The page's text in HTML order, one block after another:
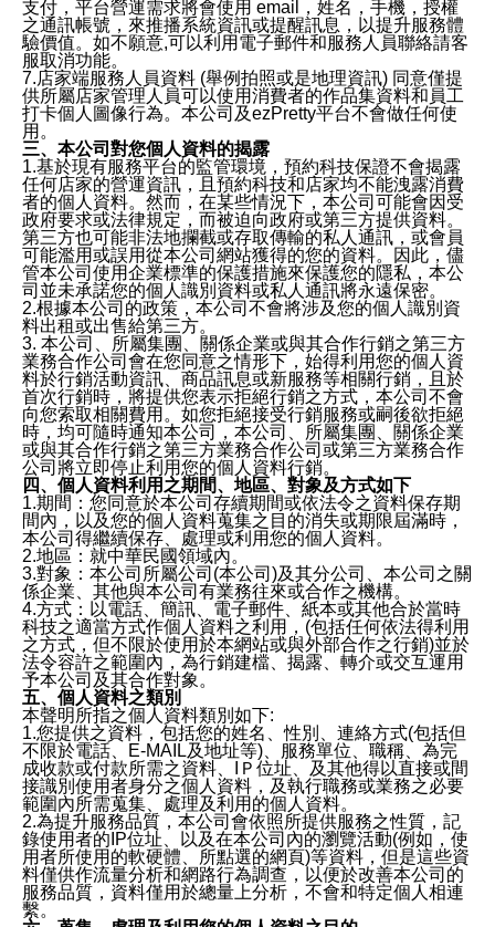
支付，平台營運需求將會使用 email，姓名，手機，授權
之通訊帳號，來推播系統資訊或提醒訊息，以提升服務體
驗價值。如不願意,可以利用電子郵件和服務人員聯絡請客
服取消功能。
7.店家端服務人員資料 (舉例拍照或是地理資訊) 同意僅提
供所屬店家管理人員可以使用消費者的作品集資料和員工
打卡個人圖像行為。本公司及ezPretty平台不會做任何使
用。
三、本公司對您個人資料的揭露
1.基於現有服務平台的監管環境，預約科技保證不會揭露
任何店家的營運資訊，且預約科技和店家均不能洩露消費
者的個人資料。然而，在某些情況下，本公司可能會因受
政府要求或法律規定，而被迫向政府或第三方提供資料。
第三方也可能非法地攔截或存取傳輸的私人通訊，或會員
可能濫用或誤用從本公司網站獲得的您的資料。因此，儘
管本公司使用企業標準的保護措施來保護您的隱私，本公
司並未承諾您的個人識別資料或私人通訊將永遠保密。
2.根據本公司的政策，本公司不會將涉及您的個人識別資
料出租或出售給第三方。
3. 本公司、所屬集團、關係企業或與其合作行銷之第三方
業務合作公司會在您同意之情形下，始得利用您的個人資
料於行銷活動資訊、商品訊息或新服務等相關行銷，且於
首次行銷時，將提供您表示拒絕行銷之方式，本公司不會
向您索取相關費用。如您拒絕接受行銷服務或嗣後欲拒絕
時，均可隨時通知本公司，本公司、所屬集團、關係企業
或與其合作行銷之第三方業務合作公司或第三方業務合作
公司將立即停止利用您的個人資料行銷。
四、個人資料利用之期間、地區、對象及方式如下
1.期間：您同意於本公司存續期間或依法令之資料保存期
間內，以及您的個人資料蒐集之目的消失或期限屆滿時，
本公司得繼續保存、處理或利用您的個人資料。
2.地區：就中華民國領域內。
3.對象：本公司所屬公司(本公司)及其分公司、本公司之關
係企業、其他與本公司有業務往來或合作之機構。
4.方式：以電話、簡訊、電子郵件、紙本或其他合於當時
科技之適當方式作個人資料之利用，(包括任何依法得利用
之方式，但不限於使用於本網站或與外部合作之行銷)並於
法令容許之範圍內，為行銷建檔、揭露、轉介或交互運用
予本公司及其合作對象。
五、個人資料之類別
本聲明所指之個人資料類別如下:
1.您提供之資料，包括您的姓名、性別、連絡方式(包括但
不限於電話、E-MAIL及地址等)、服務單位、職稱、為完
成收款或付款所需之資料、IＰ位址、及其他得以直接或間
接識別使用者身分之個人資料，及執行職務或業務之必要
範圍內所需蒐集、處理及利用的個人資料。
2.為提升服務品質，本公司會依照所提供服務之性質，記
錄使用者的IP位址、以及在本公司內的瀏覽活動(例如，使
用者所使用的軟硬體、所點選的網頁)等資料，但是這些資
料僅供作流量分析和網路行為調查，以便於改善本公司的
服務品質，資料僅用於總量上分析，不會和特定個人相連
繫。